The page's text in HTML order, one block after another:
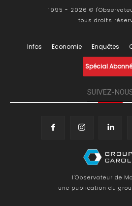
1995 - 2026 ©
tous droits
Infos Economie Enquêtes
Spécial
SUIVEZ-
l'Observateur de
une publication du